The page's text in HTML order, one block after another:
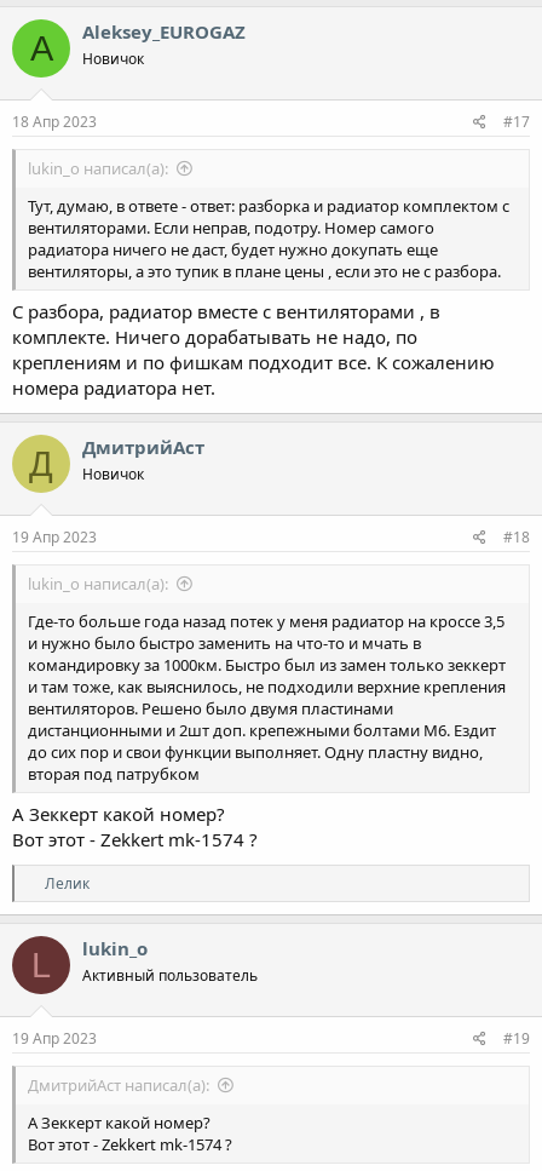
A Aleksey_EUROGAZ
Новичок
18 Апр 2023 #17
lukin_o написал(а):
Тут, думаю, в ответе - ответ: разборка и радиатор комплектом с
вентиляторами. Если неправ, подотру. Номер самого
радиатора ничего не даст, будет нужно докупать еще
вентиляторы, а это тупик в плане цены , если это не с разбора.
С разбора, радиатор вместе с вентиляторами , в
комплекте. Ничего дорабатывать не надо, по
креплениям и по фишкам подходит все. К сожалению
номера радиатора нет.
Д ДмитрийАст
Новичок
19 Апр 2023 #18
lukin_o написал(а):
Где-то больше года назад потек у меня радиатор на кроссе 3,5
и нужно было быстро заменить на что-то и мчать в
командировку за 1000км. Быстро был из замен только зеккерт
и там тоже, как выяснилось, не подходили верхние крепления
вентиляторов. Решено было двумя пластинами
дистанционными и 2шт доп. крепежными болтами М6. Ездит
до сих пор и свои функции выполняет. Одну пластну видно,
вторая под патрубком
А Зеккерт какой номер?
Вот этот - Zekkert mk-1574 ?
Р
е
а
к
и
и
:
Лелик
L lukin_o
Активный пользователь
19 Апр 2023 #19
ДмитрийАст написал(а):
А Зеккерт какой номер?
Вот этот - Zekkert mk-1574 ?